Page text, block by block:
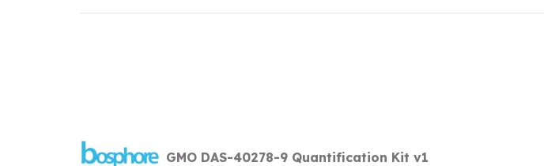
GMO DAS-40278-9 Quantification Kit v1